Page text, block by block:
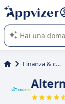
righe con
shift +
L'IA di Appvizer vi
software SaaS
Finanza & contabilità